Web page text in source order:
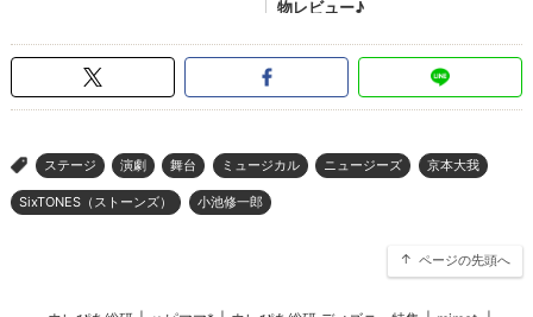
> ステージ 演劇 舞台 ミュージカル ニュージーズ 京本大我
SixTONES（ストーンズ） 小池修一郎
ページの先頭へ